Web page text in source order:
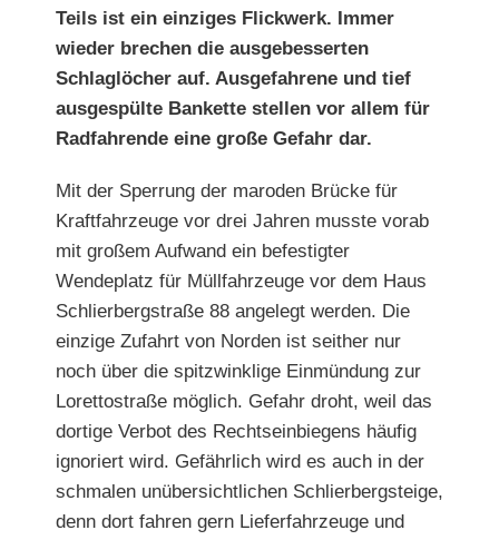
Teils ist ein einziges Flickwerk. Immer
wieder brechen die ausgebesserten
Schlaglöcher auf. Ausgefahrene und tief
ausgespülte Bankette stellen vor allem für
Radfahrende eine große Gefahr dar.
Mit der Sperrung der maroden Brücke für
Kraftfahrzeuge vor drei Jahren musste vorab
mit großem Aufwand ein befestigter
Wendeplatz für Müllfahrzeuge vor dem Haus
Schlierbergstraße 88 angelegt werden. Die
einzige Zufahrt von Norden ist seither nur
noch über die spitzwinklige Einmündung zur
Lorettostraße möglich. Gefahr droht, weil das
dortige Verbot des Rechtseinbiegens häufig
ignoriert wird. Gefährlich wird es auch in der
schmalen unübersichtlichen Schlierbergsteige,
denn dort fahren gern Lieferfahrzeuge und